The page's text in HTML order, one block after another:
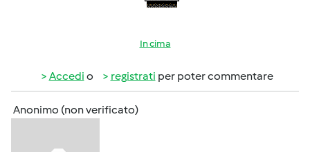
In cima
Accedi o registrati per poter commentare
Anonimo (non verificato)